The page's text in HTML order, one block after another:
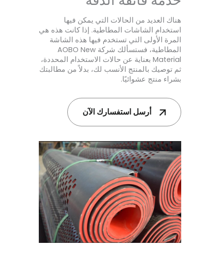
هناك العديد من الحالات التي يمكن فيها
استخدام الشاشات المطاطية. إذا كانت هذه هي
المرة الأولى التي تستخدم فيها هذه الشاشة
المطاطية، فستسألك شركة AOBO New
Material بعناية عن حالات الاستخدام المحددة،
ثم توصيك بالمنتج الأنسب لك، بدلاً من مطالبتك
بشراء منتج عشوائيًا.
أرسل استفسارك الآن